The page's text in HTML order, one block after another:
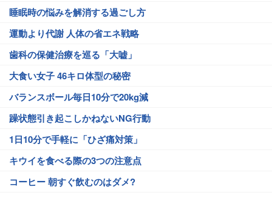
睡眠時の悩みを解消する過ごし方
運動より代謝 人体の省エネ戦略
歯科の保健治療を巡る「大嘘」
大食い女子 46キロ体型の秘密
バランスボール毎日10分で20kg減
躁状態引き起こしかねないNG行動
1日10分で手軽に「ひざ痛対策」
キウイを食べる際の3つの注意点
コーヒー 朝すぐ飲むのはダメ?